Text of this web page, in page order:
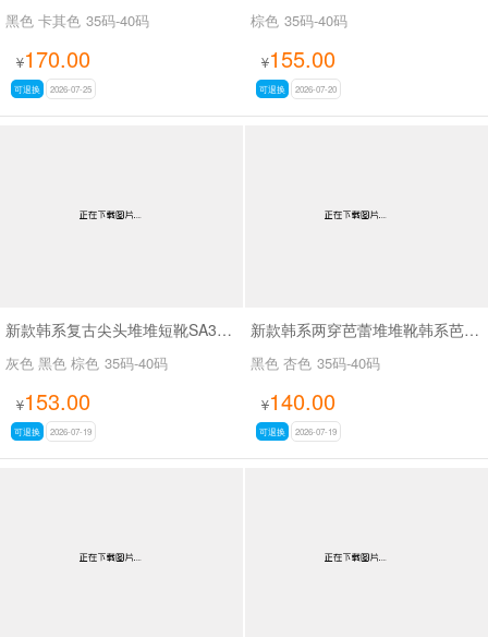
黑色 卡其色 35码-40码
¥170.00
可退换 2026-07-25
棕色 35码-40码
¥155.00
可退换 2026-07-20
新款韩系复古尖头堆堆短靴SA3050-2
灰色 黑色 棕色 35码-40码
¥153.00
可退换 2026-07-19
新款韩系两穿芭蕾堆堆靴韩系芭蕾两穿靴SA3030
黑色 杏色 35码-40码
¥140.00
可退换 2026-07-19